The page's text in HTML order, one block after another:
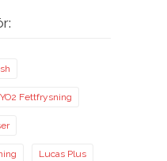
Fettfrysning
Lucas Plus